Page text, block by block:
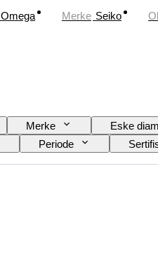
Omega Merke Seiko
Merke Eske
Periode
Æra Power